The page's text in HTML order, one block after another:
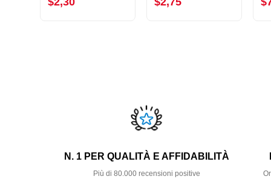
N. 1 PER QUALITÀ E AFFIDABILITÀ
Più di 80.000 recensioni positive